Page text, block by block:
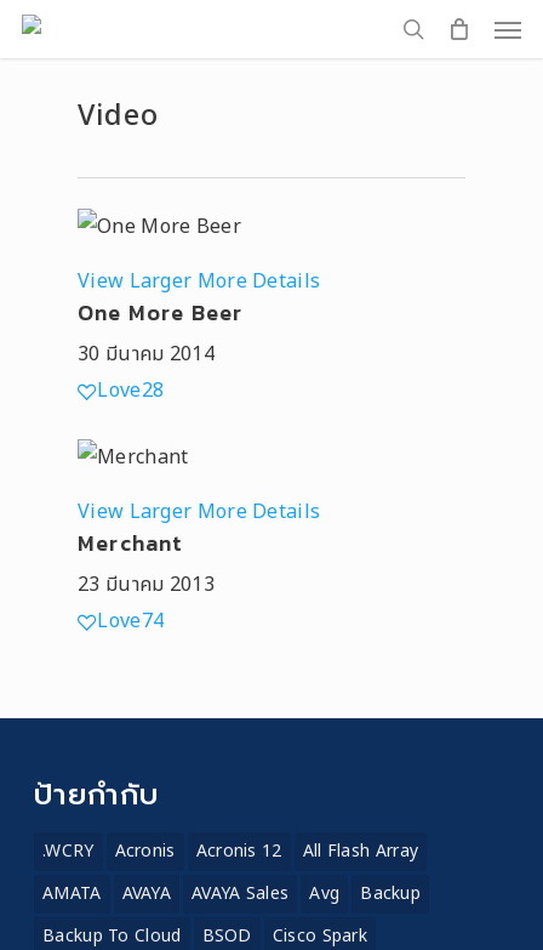
Skip
to
search
Video
View Larger More Details
One More Beer
30 มีนาคม 2014
Love28
View Larger More Details
Merchant
23 มีนาคม 2013
Love74
ป้ายกำกับ
.WCRY Acronis Acronis 12
All Flash Array
AMATA
AVAYA AVAYA Sales Avg
Backup
Backup To Cloud
BSOD
Cisco Spark